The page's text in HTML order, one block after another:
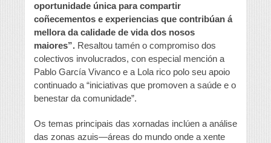
oportunidade única para compartir
coñecementos e experiencias que contribúan á
mellora da calidade de vida dos nosos
maiores”. Resaltou tamén o compromiso dos
colectivos involucrados, con especial mención a
Pablo García Vivanco e a Lola rico polo seu apoio
continuado a “iniciativas que promoven a saúde e o
benestar da comunidade”.
Os temas principais das xornadas inclúen a análise
das zonas azuis—áreas do mundo onde a xente